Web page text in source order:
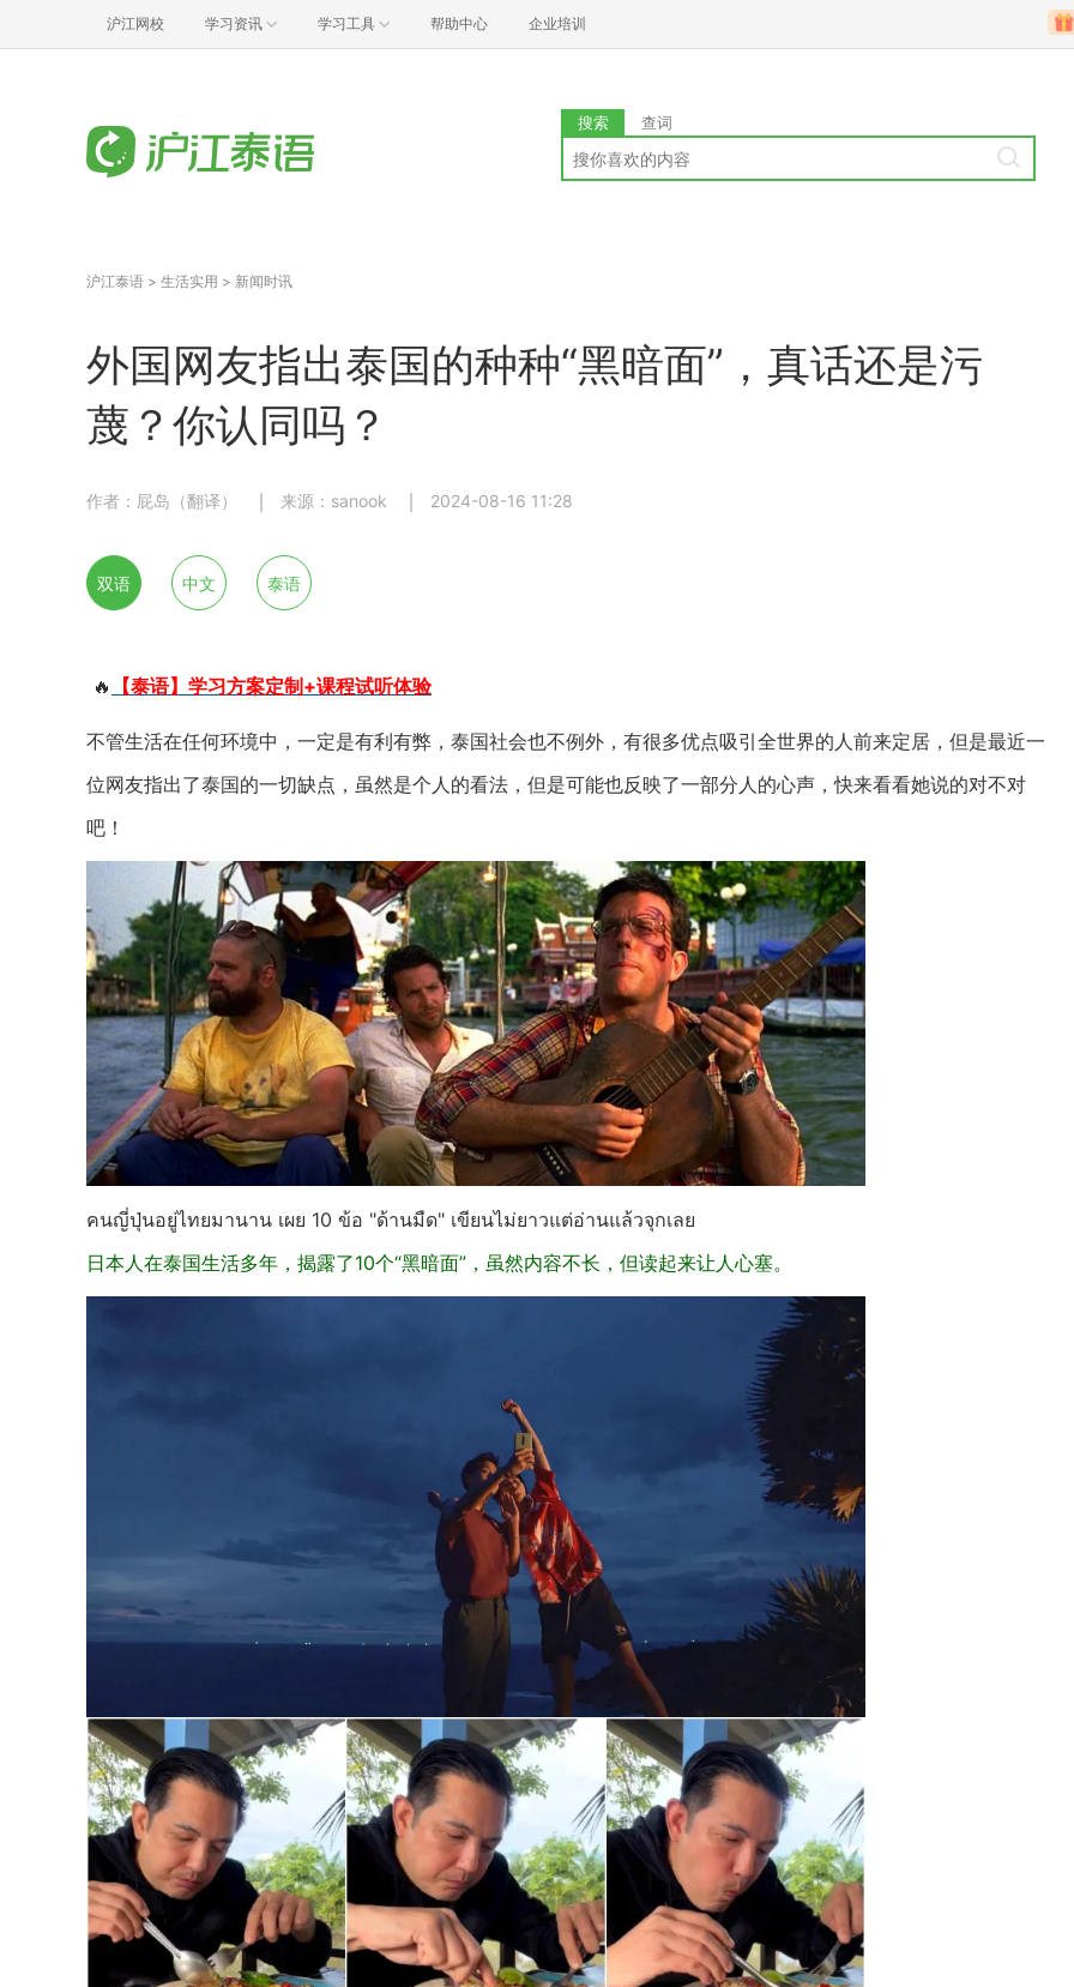
沪江网校 学习资讯 学习工具 帮助中心 企业培训
搜索 查词
沪江泰语 > 生活实用 > 新闻时讯
外国网友指出泰国的种种“黑暗面”，真话还是污
蔑？你认同吗？
作者：屁岛（翻译） 来源：sanook 2024-08-16 11:28
双语 中文 泰语
🔥 【泰语】学习方案定制+课程试听体验
不管生活在任何环境中，一定是有利有弊，泰国社会也不例外，有很多优点吸引全世界的人前来定居，但是最近一
位网友指出了泰国的一切缺点，虽然是个人的看法，但是可能也反映了一部分人的心声，快来看看她说的对不对
吧！
คนญี่ปุ่นอยู่ไทยมานาน เผย 10 ข้อ "ด้านมืด" เขียนไม่ยาวแต่อ่านแล้วจุกเลย
日本人在泰国生活多年，揭露了10个“黑暗面”，虽然内容不长，但读起来让人心塞。